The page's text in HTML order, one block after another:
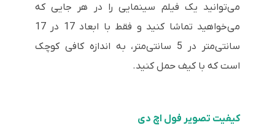
می‌توانید یک فیلم سینمایی را در هر جایی که
می‌خواهید تماشا کنید و فقط با ابعاد 17 در 17
سانتی‌متر در 5 سانتی‌متر، به اندازه کافی کوچک
است که با کیف حمل کنید.
کیفیت تصویر فول اچ دی